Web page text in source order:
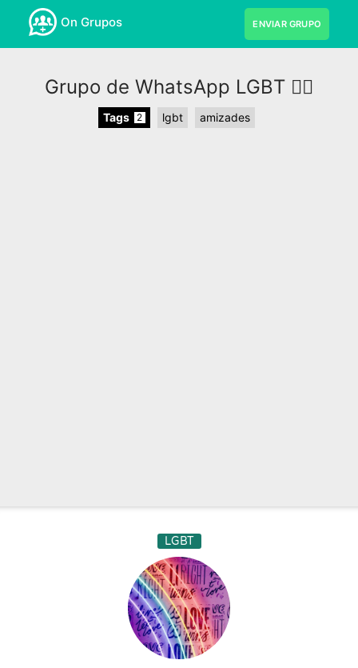
On Grupos ENVIAR GRUPO
Grupo de WhatsApp LGBT 🏳️‍🌈
Tags 2 lgbt amizades
LGBT